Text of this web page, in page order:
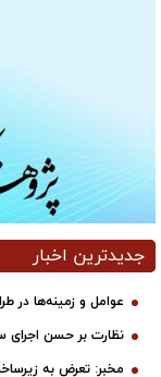
جدیدترین اخبار
عوامل و زمینه‌ها در
نظارت بر حسن اجرای
مخبر: تعرض به